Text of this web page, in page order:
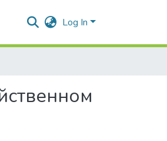
Log In